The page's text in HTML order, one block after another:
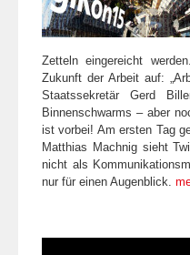
Zetteln eingereicht
Zukunft der Arbeit auf:
Staatssekretär Gerd
Binnenschwarms – aber
ist vorbei! Am ersten Tag
Matthias Machnig sieht
nicht als
nur für einen Augenblick.